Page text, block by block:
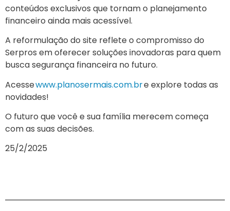
conteúdos exclusivos que tornam o planejamento
financeiro ainda mais acessível.
A reformulação do site reflete o compromisso do
Serpros em oferecer soluções inovadoras para quem
busca segurança financeira no futuro.
Acessewww.planosermais.com.bre explore todas as
novidades!
O futuro que você e sua família merecem começa
com as suas decisões.
25/2/2025